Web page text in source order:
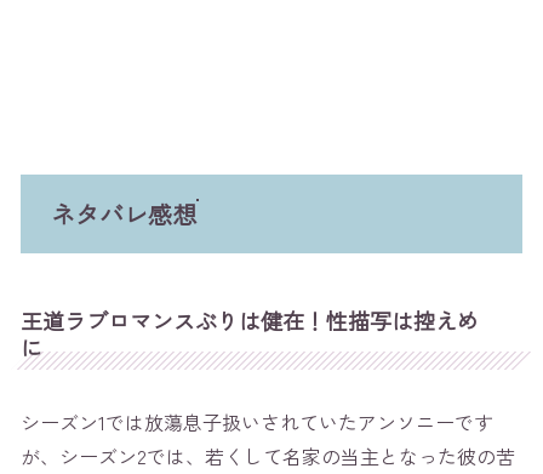
ネタバレ感想
王道ラブロマンスぶりは健在！性描写は控えめ
に
シーズン1では放蕩息子扱いされていたアンソニーです
が、シーズン2では、若くして名家の当主となった彼の苦